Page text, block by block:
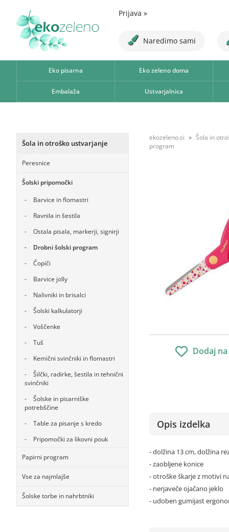
Prijava »
Naredimo sami
Eko pisarna Eko zeleno doma
Embalaža Ustvarjalnica
Šola in otroško ustvarjanje
Peresnice
Šolski pripomočki
Barvice in flomastri
Ravnila in šestila
Ostala pisala, markerji, signirji
Drobni šolski program
Čopiči
Barvice jolly
Nalivniki in brisalci
Šolski kalkulatorji
Voščenke
Tuš
Kemični svinčniki in flomastri
Šilčki, radirke, šestila in tehnični
svinčniki
Šolske in pisarniške
potrebščine
Table za pisanje s kredo
Pripomočki za likovni pouk
Papirni program
Vse za najmlajše
Šolske torbe in nahrbtniki
ekozeleno.si
Šola in
program
Dodaj
Opis izdelka
- dolžina 13 cm, dolžina
- zaobljene konice
- otroške škarje z motivi
- nerjaveče ojačano jeklo
- udoben gumijast